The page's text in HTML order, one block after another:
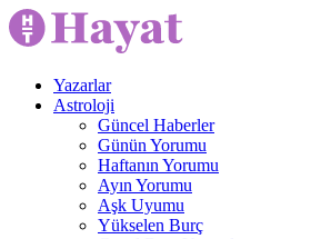
Yazarlar
Astroloji
Güncel Haberler
Günün Yorumu
Haftanın Yorumu
Ayın Yorumu
Aşk Uyumu
Yükselen Burç